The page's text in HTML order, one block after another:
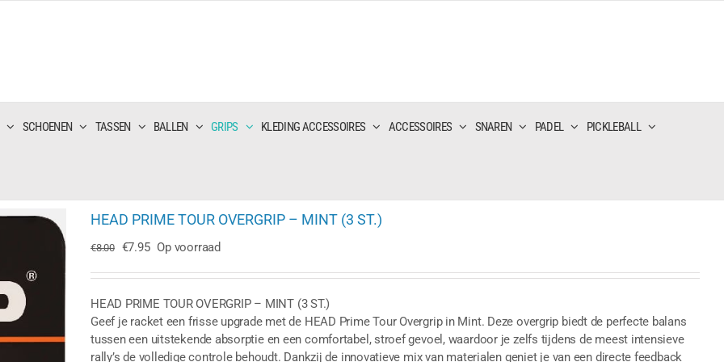
SCHOENEN TASSEN BALLEN GRIPS KLEDING ACCESSOIRES ACCESSOIRES SNAREN PADEL PICKLEBALL
HEAD PRIME TOUR OVERGRIP – MINT (3 ST.)
€8.00
Oorspronkelijke
was:
€8.00.
€7.95Huidige
is:
€7.95.
Op voorraad
HEAD PRIME TOUR OVERGRIP – MINT (3 ST.)
Geef je racket een frisse upgrade met de HEAD Prime Tour Overgrip in Mint. Deze overgrip biedt de perfecte balans
tussen een uitstekende absorptie en een comfortabel, stroef gevoel, waardoor je zelfs tijdens de meest intensieve
rally’s de volledige controle behoudt. Dankzij de innovatieve mix van materialen geniet je van een directe feedback